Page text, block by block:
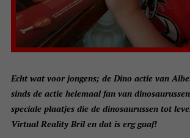
Echt wat voor jongens; de Dino actie van
sinds de actie helemaal fan van
speciale plaatjes die de dinosaurussen tot
Virtual Reality Bril en dat is erg gaaf!